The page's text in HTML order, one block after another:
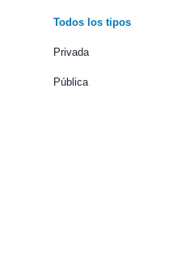
Todos los tipos
Privada
Pública